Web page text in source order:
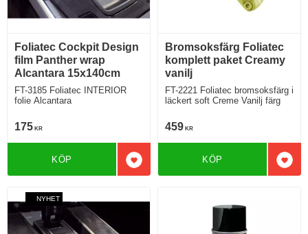
Foliatec Cockpit Design
film Panther wrap
Alcantara 15x140cm
FT-3185 Foliatec INTERIOR
folie Alcantara
175 KR
Lägg till i favoriter
KÖP
Bromsoksfärg Foliatec
komplett paket Creamy
vanilj
FT-2221 Foliatec bromsoksfärg i
läckert soft Creme Vanilj färg
459 KR
KÖP
NYHET